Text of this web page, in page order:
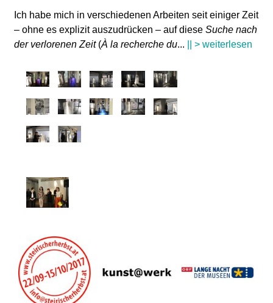
Ich habe mich in verschiedenen Arbeiten seit einiger Zeit
– ohne es explizit auszudrücken – auf diese Suche nach
der verlorenen Zeit (À la recherche du... || > weiterlesen